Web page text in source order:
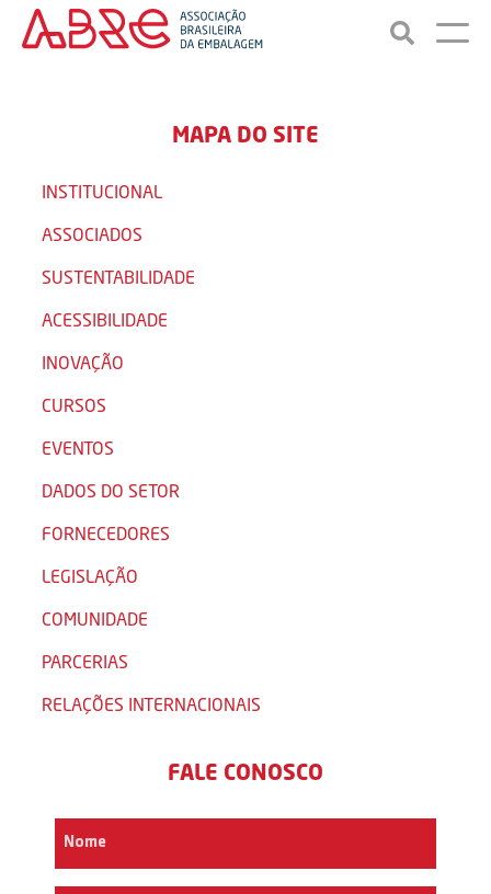
MAPA DO SITE
INSTITUCIONAL
ASSOCIADOS
SUSTENTABILIDADE
ACESSIBILIDADE
INOVAÇÃO
CURSOS
EVENTOS
DADOS DO SETOR
FORNECEDORES
LEGISLAÇÃO
COMUNIDADE
PARCERIAS
RELAÇÕES INTERNACIONAIS
FALE CONOSCO